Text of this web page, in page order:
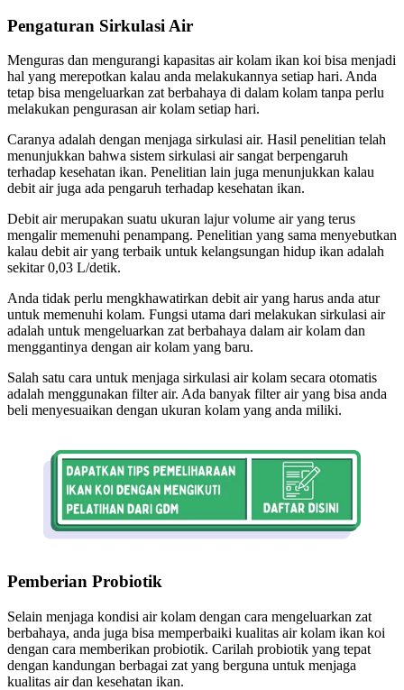
Pengaturan Sirkulasi Air
Menguras dan mengurangi kapasitas air kolam ikan koi bisa menjadi
hal yang merepotkan kalau anda melakukannya setiap hari. Anda
tetap bisa mengeluarkan zat berbahaya di dalam kolam tanpa perlu
melakukan pengurasan air kolam setiap hari.
Caranya adalah dengan menjaga sirkulasi air. Hasil penelitian telah
menunjukkan bahwa sistem sirkulasi air sangat berpengaruh
terhadap kesehatan ikan. Penelitian lain juga menunjukkan kalau
debit air juga ada pengaruh terhadap kesehatan ikan.
Debit air merupakan suatu ukuran lajur volume air yang terus
mengalir memenuhi penampang. Penelitian yang sama menyebutkan
kalau debit air yang terbaik untuk kelangsungan hidup ikan adalah
sekitar 0,03 L/detik.
Anda tidak perlu mengkhawatirkan debit air yang harus anda atur
untuk memenuhi kolam. Fungsi utama dari melakukan sirkulasi air
adalah untuk mengeluarkan zat berbahaya dalam air kolam dan
menggantinya dengan air kolam yang baru.
Salah satu cara untuk menjaga sirkulasi air kolam secara otomatis
adalah menggunakan filter air. Ada banyak filter air yang bisa anda
beli menyesuaikan dengan ukuran kolam yang anda miliki.
Pemberian Probiotik
Selain menjaga kondisi air kolam dengan cara mengeluarkan zat
berbahaya, anda juga bisa memperbaiki kualitas air kolam ikan koi
dengan cara memberikan probiotik. Carilah probiotik yang tepat
dengan kandungan berbagai zat yang berguna untuk menjaga
kualitas air dan kesehatan ikan.